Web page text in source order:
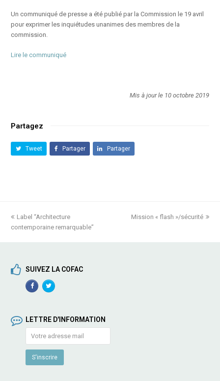
Un communiqué de presse a été publié par la Commission le 19 avril
pour exprimer les inquiétudes unanimes des membres de la
commission.
Lire le communiqué
Mis à jour le 10 octobre 2019
Partagez
Tweet Partager Partager
previous
post:
Label “Architecture
contemporaine remarquable”
next
Mission « flash »/sécurité
SUIVEZ LA COFAC
FacebookTwitterProfile
LETTRE D'INFORMATION